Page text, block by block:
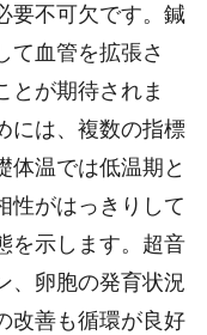
要不可欠です。鍼
て血管を拡張さ
とが期待されま
には、複数の指標
体温では低温期と
性がはっきりして
を示します。超音
、卵胞の発育状況
改善も循環が良好